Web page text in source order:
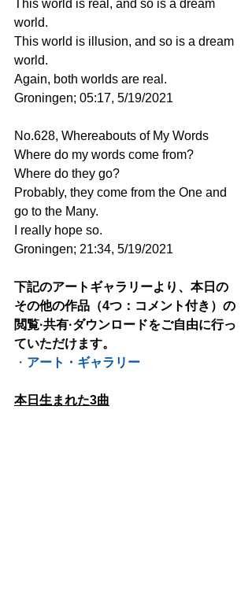
This world is real, and so is a dream
world.
This world is illusion, and so is a dream
world.
Again, both worlds are real.
Groningen; 05:17, 5/19/2021
No.628, Whereabouts of My Words
Where do my words come from?
Where do they go?
Probably, they come from the One and
go to the Many.
I really hope so.
Groningen; 21:34, 5/19/2021
下記のアートギャラリーより、本日の
その他の作品（4つ：コメント付き）の
閲覧·共有·ダウンロードをご自由に行っ
ていただけます。
・ アート・ギャラリー
本日生まれた3曲